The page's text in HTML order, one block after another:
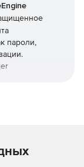
пароли,